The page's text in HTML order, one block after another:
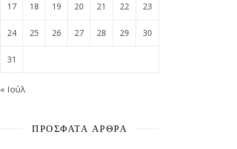
17 18 19 20 21 22 23
24 25 26 27 28 29 30
31
« Ιούλ
ΠΡΌΣΦΑΤΑ ΆΡΘΡΑ